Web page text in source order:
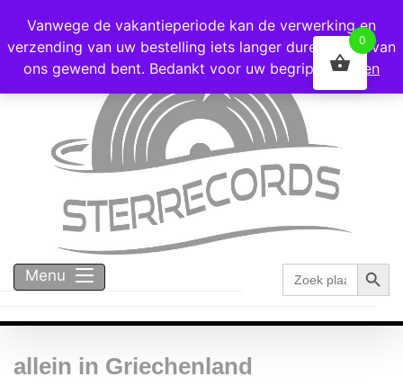
Voor 16:00 besteld = vandaag verzonden!
Menu
Zoek
naar:
allein in Griechenland
Vanwege de vakantieperiode kan de verwerking en
verzending van uw bestelling iets langer duren dan u van
ons gewend bent. Bedankt voor uw begrip!
Negeren
0